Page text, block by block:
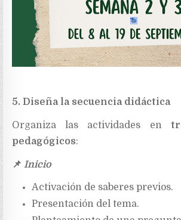
5. Diseña la secuencia didáctica
Organiza las actividades en
pedagógicos:
📌 Inicio
Activación de saberes previos.
Presentación del tema.